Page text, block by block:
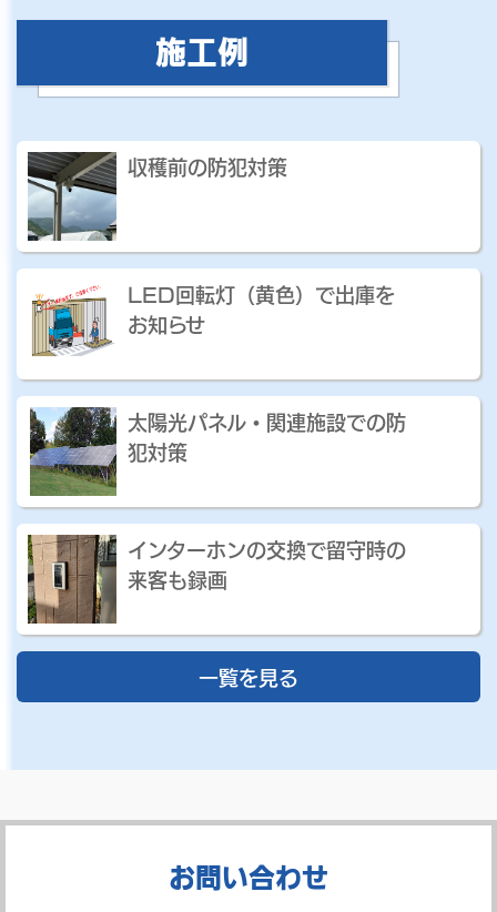
施工例
収穫前の防犯対策
LED回転灯（黄色）で出庫を
お知らせ
太陽光パネル・関連施設での防
犯対策
インターホンの交換で留守時の
来客も録画
一覧を見る
お問い合わせ